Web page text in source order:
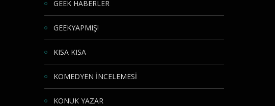
GEEK HABERLER
GEEKYAPMIŞ!
KISA KISA
KOMEDYEN İNCELEMESİ
KONUK YAZAR